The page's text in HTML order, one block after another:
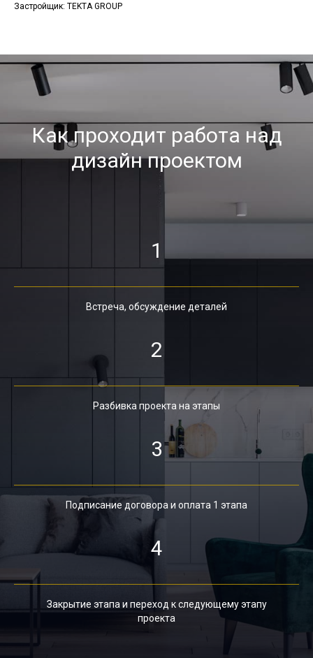
Застройщик: TEKTA GROUP
Как проходит работа над
дизайн проектом
1
Встреча, обсуждение деталей
2
Разбивка проекта на этапы
3
Подписание договора и оплата 1 этапа
4
Закрытие этапа и переход к следующему этапу
проекта